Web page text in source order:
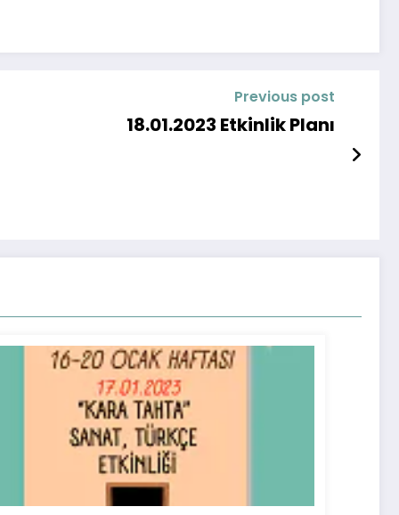
Previous post
18.01.2023 Etkinlik Planı